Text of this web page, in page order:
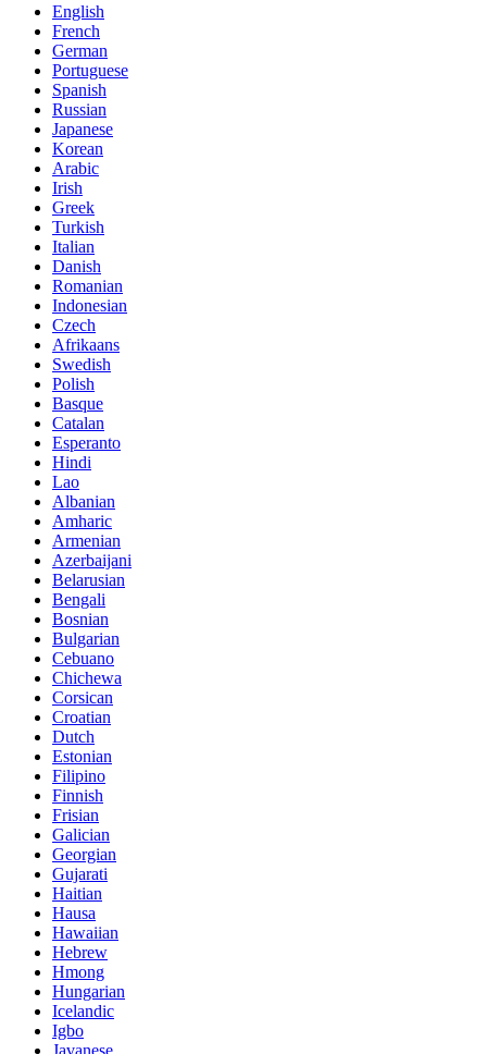
English
French
German
Portuguese
Spanish
Russian
Japanese
Korean
Arabic
Irish
Greek
Turkish
Italian
Danish
Romanian
Indonesian
Czech
Afrikaans
Swedish
Polish
Basque
Catalan
Esperanto
Hindi
Lao
Albanian
Amharic
Armenian
Azerbaijani
Belarusian
Bengali
Bosnian
Bulgarian
Cebuano
Chichewa
Corsican
Croatian
Dutch
Estonian
Filipino
Finnish
Frisian
Galician
Georgian
Gujarati
Haitian
Hausa
Hawaiian
Hebrew
Hmong
Hungarian
Icelandic
Igbo
Javanese